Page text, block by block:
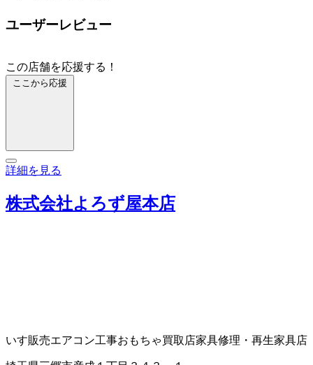
ユーザーレビュー
この店舗を応援する！
ここから応援
詳細を見る
株式会社よろず屋本店
いす販売エアコン工事おもちゃ買取店家具修理・再生家具店